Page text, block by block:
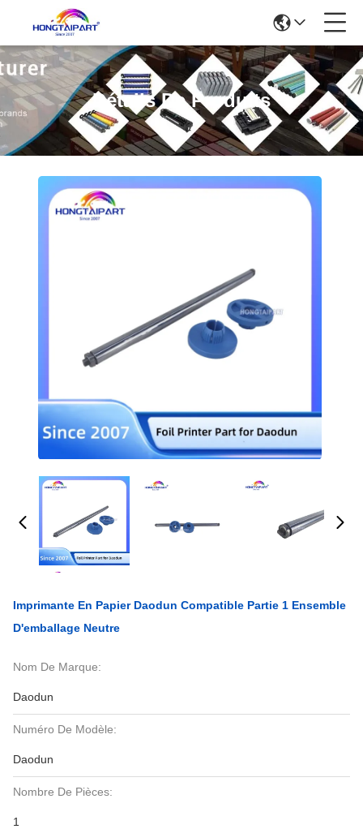
Détails De Produits
Imprimante En Papier Daodun Compatible Partie 1 Ensemble
D'emballage Neutre
Nom De Marque:
Daodun
Numéro De Modèle:
Daodun
Nombre De Pièces:
1